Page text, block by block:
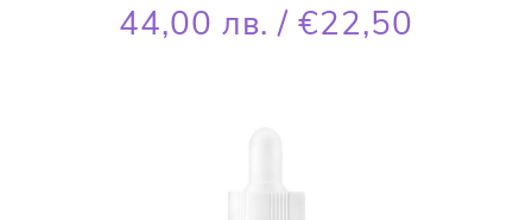
44,00 лв. / €22,50